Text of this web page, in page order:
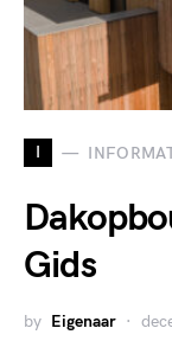
I
Gids
by Eigenaar